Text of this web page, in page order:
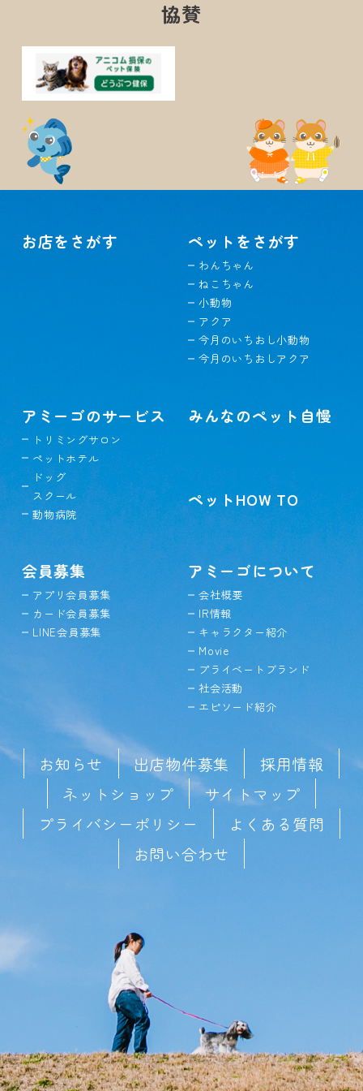
協賛
お店をさがす ペットをさがす
わんちゃん
ねこちゃん
小動物
アクア
今月のいちおし小動物
今月のいちおしアクア
アミーゴのサービス
トリミングサロン
ペットホテル
ドッグ
スクール
動物病院
みんなのペット自慢
ペットHOW TO
会員募集
アプリ会員募集
カード会員募集
LINE会員募集
アミーゴについて
会社概要
IR情報
キャラクター紹介
Movie
プライベートブランド
社会活動
エピソード紹介
お知らせ 出店物件募集
採用情報
ネットショップ
サイトマップ
プライバシーポリシー
よくある質問
お問い合わせ